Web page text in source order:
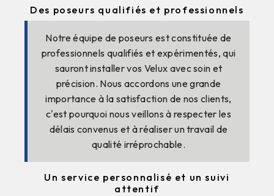
Des poseurs qualifiés et professionnels
Notre équipe de poseurs est constituée de
professionnels qualifiés et expérimentés, qui
sauront installer vos Velux avec soin et
précision. Nous accordons une grande
importance à la satisfaction de nos clients,
c'est pourquoi nous veillons à respecter les
délais convenus et à réaliser un travail de
qualité irréprochable.
Un service personnalisé et un suivi
attentif